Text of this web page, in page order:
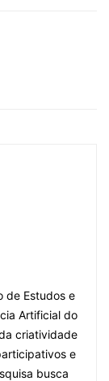
de Estudos e
Artificial do
criatividade
e
busca